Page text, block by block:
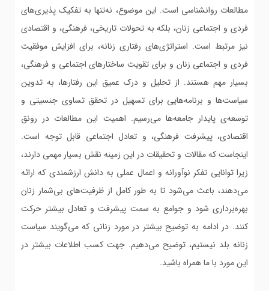
مطالعات روانشناسی است. این موضوع، نه‌تنها به تفکیک پذیری‌های
فردی و اجتماعی زنان، بلکه به تحولات تاریخی، فرهنگی، و اقتصادی
نیز مرتبط است. استراتژی‌های رفتاری زنانه، برای افزایش موفقیت
فردی و اجتماعی زنان و برای تقویت ساختارهای اجتماعی و فرهنگی،
بسیار مهم هستند. از تحلیل و درک عمیق این رفتارها، به تدوین
سیاست‌ها و برنامه‌هایی برای تسهیل در تحقق تساوی جنسیتی و
توسعه‌ی پایدار جامعه‌ها می‌رسیم. اهمیت این مطالعات در رونق
اقتصادی، پیشرفت فرهنگی، و تعادل اجتماعی قابل توجه است.
اینجاست که مقالات و تحقیقات در این زمینه نقش بسیار مهمی دارند،
زیرا توانایی تفکر نوآورانه و اعمال عملی به دانش ارزشمندی که ارائه
می‌دهند، باعث می‌شود تا به طور کامل از ظرفیت‌های بی‌شمار زنان
بهره‌برداری شود و جوامع به سمت پیشرفت و تعادل بیشتر حرکت
کنند. در ادامه به توضیح بیشتر در مورد زنانی که می‌گویند سیاست
زنانه بلد نیستیم، توضیح می‌دهیم. جهت کسب اطلاعات بیشتر در
این مورد با ما همراه باشید.